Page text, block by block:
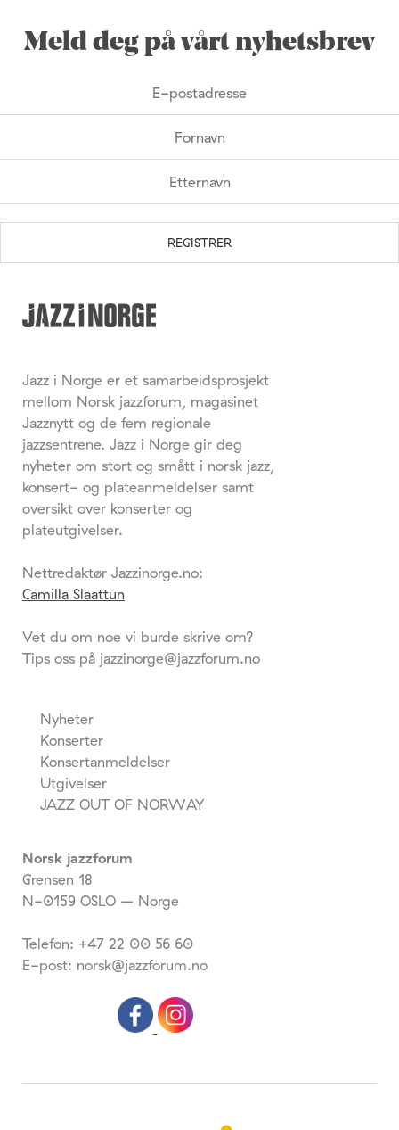
Meld deg på vårt nyhetsbrev
Jazz i Norge er et samarbeidsprosjekt
mellom Norsk jazzforum, magasinet
Jazznytt og de fem regionale
jazzsentrene. Jazz i Norge gir deg
nyheter om stort og smått i norsk jazz,
konsert- og plateanmeldelser samt
oversikt over konserter og
plateutgivelser.
Nettredaktør Jazzinorge.no:
Camilla Slaattun
Vet du om noe vi burde skrive om?
Tips oss på jazzinorge@jazzforum.no
Nyheter
Konserter
Konsertanmeldelser
Utgivelser
JAZZ OUT OF NORWAY
Norsk jazzforum
Grensen 18
N-0159 OSLO – Norge
Telefon: +47 22 00 56 60
E-post: norsk@jazzforum.no